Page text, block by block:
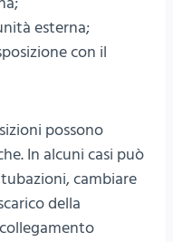
esterna;
con il
possono
In alcuni casi può
cambiare
della